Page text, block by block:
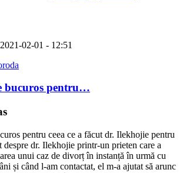
02-01 - 12:51
bucuros pentru…
pentru ceea ce a făcut dr. Ilekhojie pentru
despre dr. Ilekhojie printr-un prieten care a
unui caz de divorț în instanță în urmă cu
și când l-am contactat, el m-a ajutat să arunc